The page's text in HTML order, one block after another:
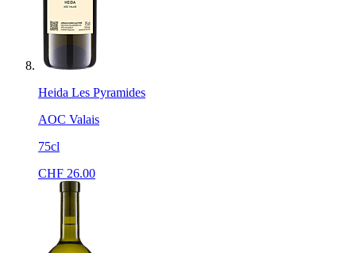
Heida Les Pyramides
AOC Valais
75cl
CHF 26.00